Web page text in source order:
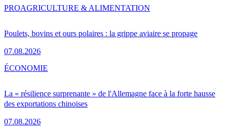
Poulets, bovins et ours polaires : la grippe aviaire se propage
07.08.2026
PROAGRICULTURE & ALIMENTATION
La « résilience surprenante » de l'Allemagne face à la forte hausse
des exportations chinoises
07.08.2026
ÉCONOMIE